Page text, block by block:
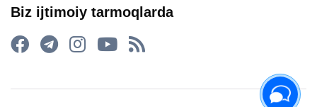
Biz ijtimoiy tarmoqlarda